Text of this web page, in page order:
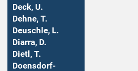
Deck, U.
Dehne, T.
Deuschle, L.
Diarra, D.
Dietl, T.
Doensdorf-